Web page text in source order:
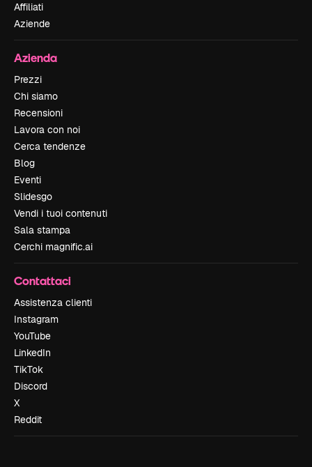
Affiliati
Aziende
Azienda
Prezzi
Chi siamo
Recensioni
Lavora con noi
Cerca tendenze
Blog
Eventi
Slidesgo
Vendi i tuoi contenuti
Sala stampa
Cerchi magnific.ai
Contattaci
Assistenza clienti
Instagram
YouTube
LinkedIn
TikTok
Discord
X
Reddit